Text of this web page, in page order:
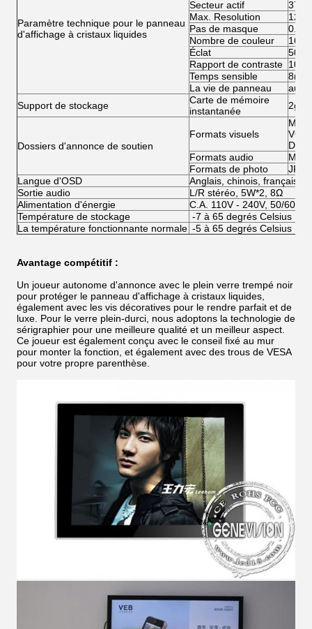
Paramètre technique pour le panneau
d'affichage à cristaux liquides
Secteur actif
Max. Resolution
Pas de masque
Nombre de couleur
Éclat
Rapport de contraste
Temps sensible
8ms
La vie de panneau
au-
Support de stockage
Carte de mémoire
instantanée
2gb
Dossiers d'annonce de soutien
Formats visuels
MP4
Formats audio
MP3
Formats de photo
JPG
Langue d'OSD
Anglais, chinois, français,
Sortie audio
L/R stéréo, 5W*2, 8Ω
Alimentation d'énergie
C.A. 110V - 240V, 50/60HZ
Température de stockage
-7 à 65 degrés Celsius
La température fonctionnante normale -5 à 65 degrés Celsius
Avantage compétitif :
Un joueur autonome d'annonce avec le plein verre trempé noir
pour protéger le panneau d'affichage à cristaux liquides,
également avec les vis décoratives pour le rendre parfait et de
luxe. Pour le verre plein-durci, nous adoptons la technologie de
sérigraphier pour une meilleure qualité et un meilleur aspect.
Ce joueur est également conçu avec le conseil fixé au mur
pour monter la fonction, et également avec des trous de VESA
pour votre propre parenthèse.